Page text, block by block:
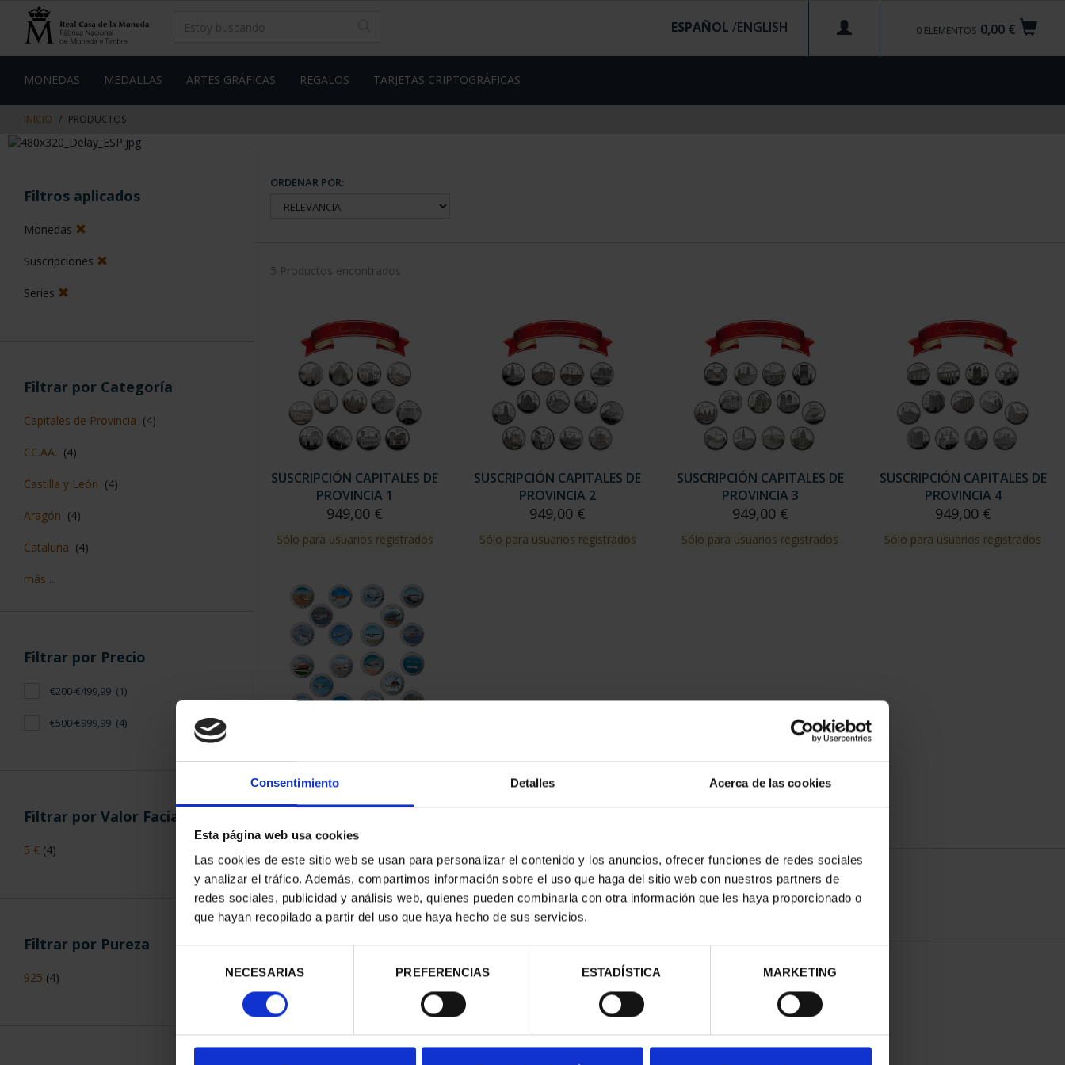
Consentimiento Detalles Acerca de las cookies
Esta página web usa cookies
Las cookies de este sitio web se usan para personalizar el contenido y los anuncios, ofrecer funciones de redes sociales
y analizar el tráfico. Además, compartimos información sobre el uso que haga del sitio web con nuestros partners de
redes sociales, publicidad y análisis web, quienes pueden combinarla con otra información que les haya proporcionado o
que hayan recopilado a partir del uso que haya hecho de sus servicios.
consentimiento
NECESARIAS PREFERENCIAS ESTADÍSTICA MARKETING
contenido
de
0,00 €
0 ELEMENTOS
ESPAÑOL /
MONEDAS MEDALLAS ARTES GRÁFICAS REGALOS TARJETAS CRIPTOGRÁFICAS
INICIO PRODUCTOS
Filtros aplicados
Monedas
Suscripciones
Series
Filtrar por Categoría
Capitales de Provincia (4)
CC.AA. (4)
Castilla y León (4)
Aragón (4)
Cataluña (4)
más ...
Filtrar por Precio
€200-€499,99 (1)
€500-€999,99 (4)
Filtrar por Valor Facial
5 € (4)
Filtrar por Pureza
925 (4)
ORDENAR POR:
5 Productos encontrados
SUSCRIPCIÓN CAPITALES DE
PROVINCIA 1
949,00 €
Sólo para usuarios registrados
SUSCRIPCIÓN CAPITALES DE
PROVINCIA 2
949,00 €
Sólo para usuarios registrados
SUSCRIPCIÓN CAPITALES DE
PROVINCIA 3
949,00 €
Sólo para usuarios registrados
SUSCRIPCIÓN CAPITALES DE
PROVINCIA 4
949,00 €
Sólo para usuarios registrados
338,80 €
ORDENAR POR: